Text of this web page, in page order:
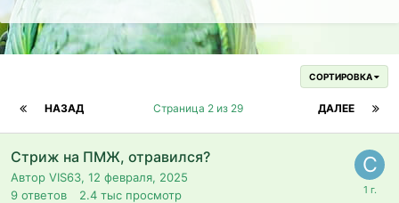
СОРТИРОВКА
НАЗАД ДАЛЕЕ
Страница 2 из 29
Стриж на ПМЖ, отравился?
Автор VIS63, 12 февраля, 2025
9 ответов 2.4 тыс просмотр